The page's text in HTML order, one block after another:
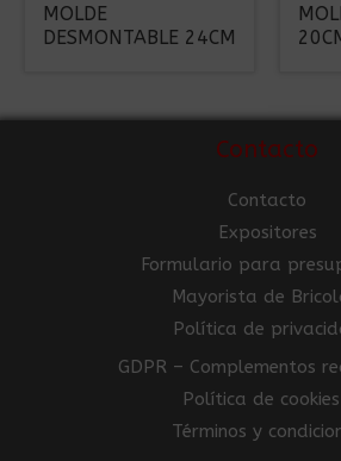
MOLDE
DESMONTABLE 24CM
Contacto
Contacto
Expositores
Formulario para
Mayorista de
Política de
GDPR – Complementos
Política de cookies
Términos y